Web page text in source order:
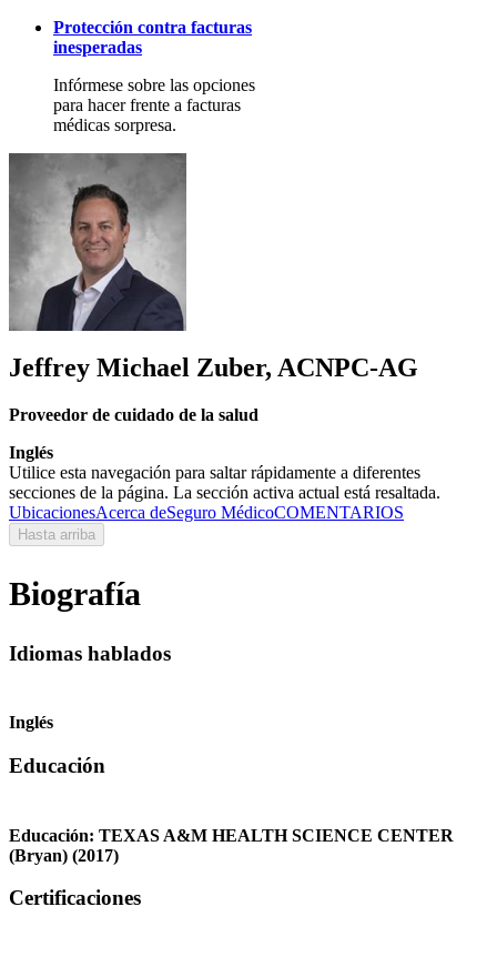
Protección contra facturas
inesperadas
Infórmese sobre las opciones
para hacer frente a facturas
médicas sorpresa.
Jeffrey Michael Zuber, ACNPC-AG
Proveedor de cuidado de la salud
Inglés
Utilice esta navegación para saltar rápidamente a diferentes
secciones de la página. La sección activa actual está resaltada.
UbicacionesAcerca deSeguro MédicoCOMENTARIOS
Hasta arriba
Biografía
Idiomas hablados
Inglés
Educación
Educación: TEXAS A&M HEALTH SCIENCE CENTER
(Bryan) (2017)
Certificaciones